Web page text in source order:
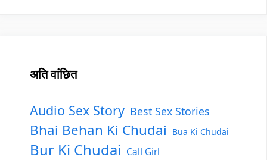
अति वांछित
Audio Sex Story Best Sex Stories
Bhai Behan Ki Chudai Bua Ki Chudai
Bur Ki Chudai Call Girl